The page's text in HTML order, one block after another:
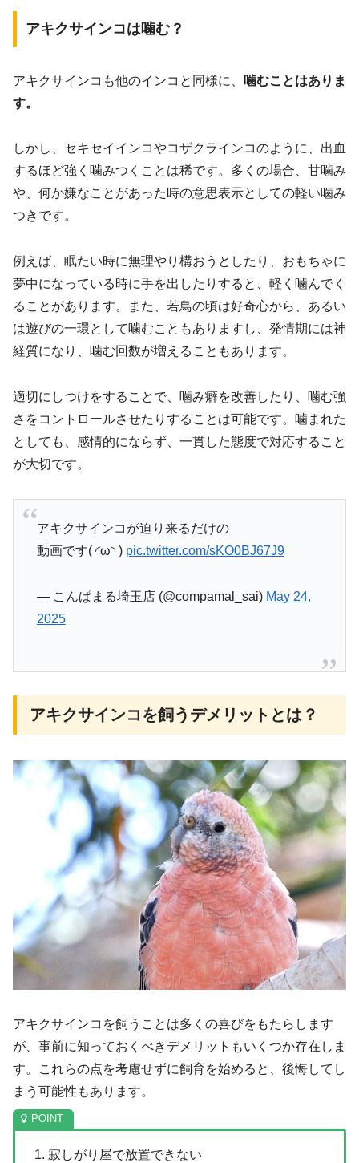
アキクサインコは噛む？
アキクサインコも他のインコと同様に、
噛むことはありま
す。
しかし、セキセイインコやコザクラインコのように、出血
するほど強く噛みつくことは稀です。多くの場合、甘噛み
や、何か嫌なことがあった時の意思表示としての軽い噛み
つきです。
例えば、眠たい時に無理やり構おうとしたり、おもちゃに
夢中になっている時に手を出したりすると、軽く噛んでく
ることがあります。また、若鳥の頃は好奇心から、あるい
は遊びの一環として噛むこともありますし、発情期には神
経質になり、噛む回数が増えることもあります。
適切にしつけをすることで、噛み癖を改善したり、噛む強
さをコントロールさせたりすることは可能です。噛まれた
としても、感情的にならず、一貫した態度で対応すること
が大切です。
アキクサインコが迫り来るだけの
動画です( ◜ω◝ ) pic.twitter.com/sKO0BJ67J9
— こんぱまる埼玉店 (@compamal_sai) May 24,
2025
アキクサインコを飼うデメリットとは？
アキクサインコを飼うことは多くの喜びをもたらします
が、事前に知っておくべきデメリットもいくつか存在しま
す。これらの点を考慮せずに飼育を始めると、後悔してし
まう可能性もあります。
1. 寂しがり屋で放置できない